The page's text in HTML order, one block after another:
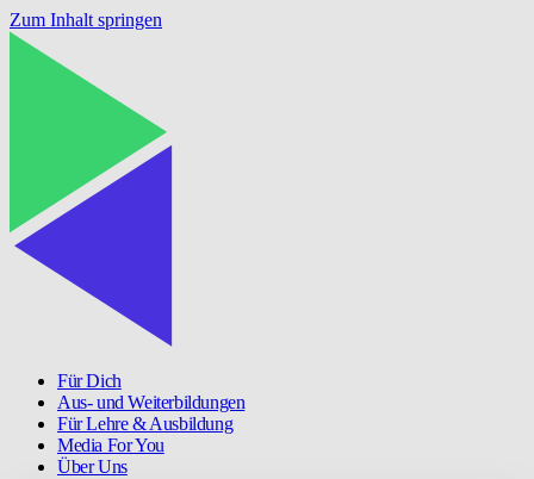
Zum Inhalt springen
Für Dich
Aus- und Weiterbildungen
Für Lehre & Ausbildung
Media For You
Über Uns